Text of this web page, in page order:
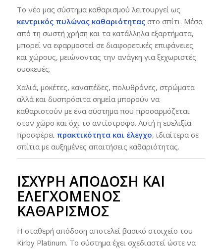
Το νέο μας σύστημα καθαρισμού λειτουργεί ως
κεντρικός πυλώνας καθαριότητας στο σπίτι. Μέσα
από τη σωστή χρήση και τα κατάλληλα εξαρτήματα,
μπορεί να εφαρμοστεί σε διαφορετικές επιφάνειες
και χώρους, μειώνοντας την ανάγκη για ξεχωριστές
συσκευές.
Χαλιά, μοκέτες, καναπέδες, πολυθρόνες, στρώματα
αλλά και δυσπρόσιτα σημεία μπορούν να
καθαριστούν με ένα σύστημα που προσαρμόζεται
στον χώρο και όχι το αντίστροφο. Αυτή η ευελιξία
προσφέρει πρακτικότητα και έλεγχο, ιδιαίτερα σε
σπίτια με αυξημένες απαιτήσεις καθαριότητας.
ΙΣΧΥΡΉ ΑΠΌΔΟΣΗ ΚΑΙ
ΕΛΕΓΧΌΜΕΝΟΣ
ΚΑΘΑΡΙΣΜΌΣ
Η σταθερή απόδοση αποτελεί βασικό στοιχείο του
Kirby Platinum. Το σύστημα έχει σχεδιαστεί ώστε να